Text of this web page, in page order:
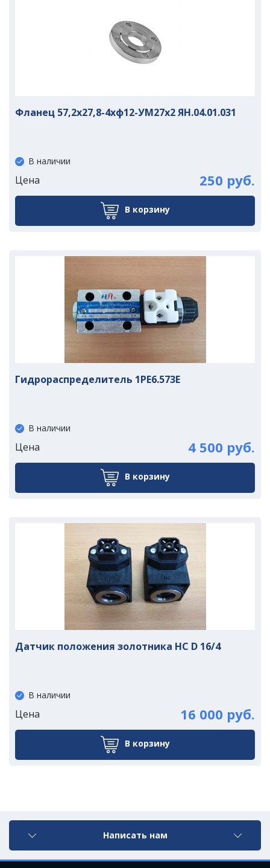
Фланец 57,2х27,8-4хф12-УМ27х2 ЯН.04.01.031
В наличии
Цена 250 руб.
В корзину
Гидрораспределитель 1РЕ6.573Е
В наличии
Цена 4 500 руб.
В корзину
Датчик положения золотника HC D 16/4
В наличии
Цена 16 000 руб.
В корзину
Написать нам